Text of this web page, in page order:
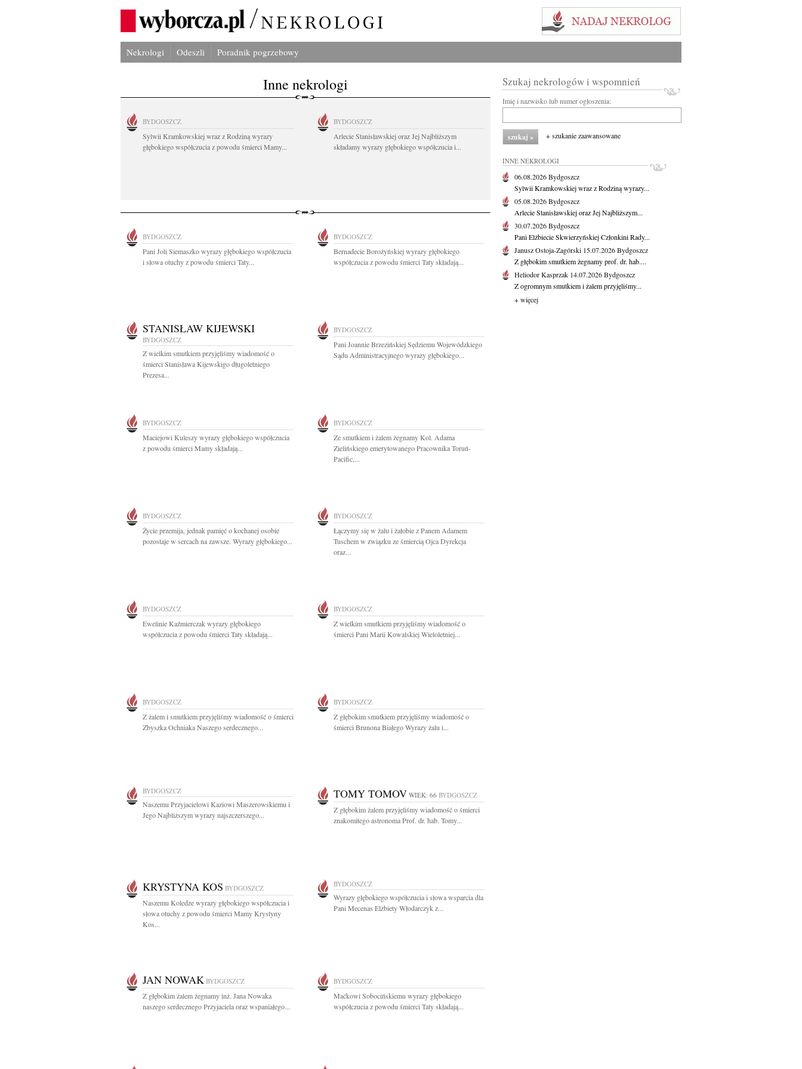
Nekrologi Odeszli Poradnik pogrzebowy
Inne nekrologi
BYDGOSZCZ
Sylwii Kramkowskiej wraz z Rodziną wyrazy
głębokiego współczucia z powodu śmierci Mamy...
BYDGOSZCZ
Arlecie Stanisławskiej oraz Jej Najbliższym
składamy wyrazy głębokiego współczucia i...
BYDGOSZCZ
Pani Joli Siemaszko wyrazy głębokiego współczucia
i słowa otuchy z powodu śmierci Taty...
BYDGOSZCZ
Bernadecie Borożyńskiej wyrazy głębokiego
współczucia z powodu śmierci Taty składają...
STANISŁAW KIJEWSKI
BYDGOSZCZ
Z wielkim smutkiem przyjęliśmy wiadomość o
śmierci Stanisława Kijewskigo długoletniego
Prezesa...
BYDGOSZCZ
Pani Joannie Brzezińskiej Sędziemu Wojewódzkiego
Sądu Administracyjnego wyrazy głębokiego...
BYDGOSZCZ
Maciejowi Kuleszy wyrazy głębokiego współczucia
z powodu śmierci Mamy składają...
BYDGOSZCZ
Ze smutkiem i żalem żegnamy Kol. Adama
Zielińskiego emerytowanego Pracownika Toruń-
Pacific,...
BYDGOSZCZ
Życie przemija, jednak pamięć o kochanej osobie
pozostaje w sercach na zawsze. Wyrazy głębokiego...
BYDGOSZCZ
Łączymy się w żalu i żałobie z Panem Adamem
Tuschem w związku ze śmiercią Ojca Dyrekcja
oraz...
BYDGOSZCZ
Ewelinie Kaźmierczak wyrazy głębokiego
współczucia z powodu śmierci Taty składają...
BYDGOSZCZ
Z wielkim smutkiem przyjęliśmy wiadomość o
śmierci Pani Marii Kowalskiej Wieloletniej...
BYDGOSZCZ
Z żalem i smutkiem przyjęliśmy wiadomość o śmierci
Zbyszka Ochniaka Naszego serdecznego...
BYDGOSZCZ
Z głębokim smutkiem przyjęliśmy wiadomość o
śmierci Brunona Białego Wyrazy żalu i...
BYDGOSZCZ
Naszemu Przyjacielowi Kaziowi Maszerowskiemu i
Jego Najbliższym wyrazy najszczerszego...
TOMY TOMOV WIEK: 66 BYDGOSZCZ
Z głębokim żalem przyjęliśmy wiadomość o śmierci
znakomitego astronoma Prof. dr. hab. Tomy...
KRYSTYNA KOS BYDGOSZCZ
Naszemu Koledze wyrazy głębokiego współczucia i
słowa otuchy z powodu śmierci Mamy Krystyny
Kos...
BYDGOSZCZ
Wyrazy głębokiego współczucia i słowa wsparcia dla
Pani Mecenas Elżbiety Włodarczyk z...
JAN NOWAK BYDGOSZCZ
Z głębokim żalem żegnamy inż. Jana Nowaka
naszego serdecznego Przyjaciela oraz wspaniałego...
BYDGOSZCZ
Maćkowi Sobocińskiemu wyrazy głębokiego
współczucia z powodu śmierci Taty składają...
Szukaj nekrologów i wspomnień
Imię i nazwisko lub numer ogłoszenia:
+ szukanie zaawansowane
INNE NEKROLOGI
06.08.2026Bydgoszcz
Sylwii Kramkowskiej wraz z Rodziną wyrazy...
05.08.2026Bydgoszcz
Arlecie Stanisławskiej oraz Jej Najbliższym...
30.07.2026Bydgoszcz
Pani Elżbiecie Skwierzyńskiej Członkini Rady...
Janusz Ostoja-Zagórski 15.07.2026Bydgoszcz
Z głębokim smutkiem żegnamy prof. dr. hab....
Heliodor Kasprzak 14.07.2026Bydgoszcz
Z ogromnym smutkiem i żalem przyjęliśmy...
+ więcej